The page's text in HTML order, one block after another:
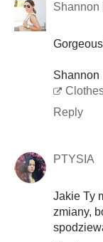
Shannon
Shannon
Reply
PTYSIA
Jakie Ty
zmiany,